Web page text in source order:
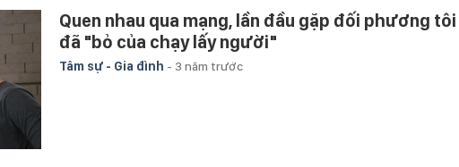
Quen nhau qua mạng, lần đầu gặp đối phương tôi
đã "bỏ của chạy lấy người"
Tâm sự - Gia đình - 3 năm trước